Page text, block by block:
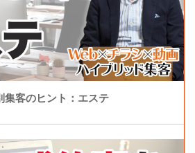
集客のヒント：エステ